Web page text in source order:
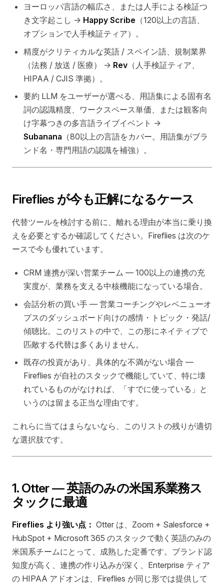
ヨーロッパ言語の幅広さ、または人手による検証つ
き文字起こし → Happy Scribe （120以上の言語、
オプションで人手検証ティア）。
精度がクリティカルな英語 / スペイン語、規制業界
（法務 / 放送 / 医療） → Rev （人手検証ティア、
HIPAA / CJIS 準拠）。
要約 LLM をユーザーが選べる、用語集による固有名
詞の認識精度、ワークスペース単価、または観客向
け字幕つきの多言語ライブイベント →
Subanana （80以上の言語をカバー。用語集がブラ
ンド名・専門用語の認識を補強）。
Fireflies が今も正解になるケース
代替ツールを検討する前に、離れる理由が本当に乗り換
えを必要とするか確認してください。Fireflies は次のケ
ースで今も優れています。
CRM 連携が深い営業チーム — 100以上の連携の充
実度が、業務を支える中核機能になっている場合。
会話分析の買い手 — 営業コーチングやレベニューオ
プスのダッシュボード向けの感情・トピック・発話/
傾聴比。このリストの中で、この形にネイティブで
匹敵する代替は多くありません。
既存の投資があり、具体的な不満がない場合 —
Fireflies が自社のスタックで機能していて、特に壊
れているものがなければ、「すでに使っている」と
いうのは留まる正当な理由です。
これらに当てはまらないなら、このリストの残りが適切
な選択肢です。
1. Otter — 英語のみの米国系業務ス
タックに最適
Fireflies より強い点： Otter は、Zoom + Salesforce +
HubSpot + Microsoft 365 のスタックで動く英語のみの
米国系チームにとって、成熟した定番です。ブランド認
知度が高く、連携の作り込みが深く、Enterprise ティア
の HIPAA アドオンは、Fireflies が同じ形では提供して